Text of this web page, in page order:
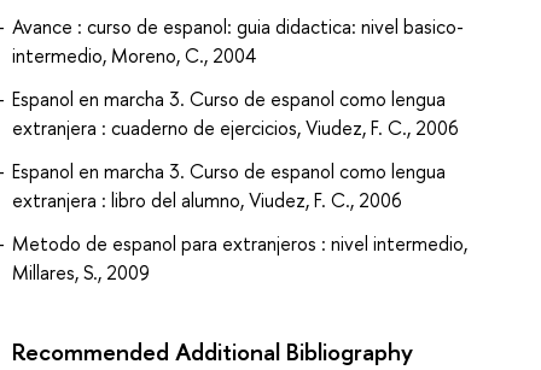
Avance : curso de espanol: guia didactica: nivel basico-
intermedio, Moreno, C., 2004
Espanol en marcha 3. Curso de espanol como lengua
extranjera : cuaderno de ejercicios, Viudez, F. C., 2006
Espanol en marcha 3. Curso de espanol como lengua
extranjera : libro del alumno, Viudez, F. C., 2006
Metodo de espanol para extranjeros : nivel intermedio,
Millares, S., 2009
Recommended Additional Bibliography